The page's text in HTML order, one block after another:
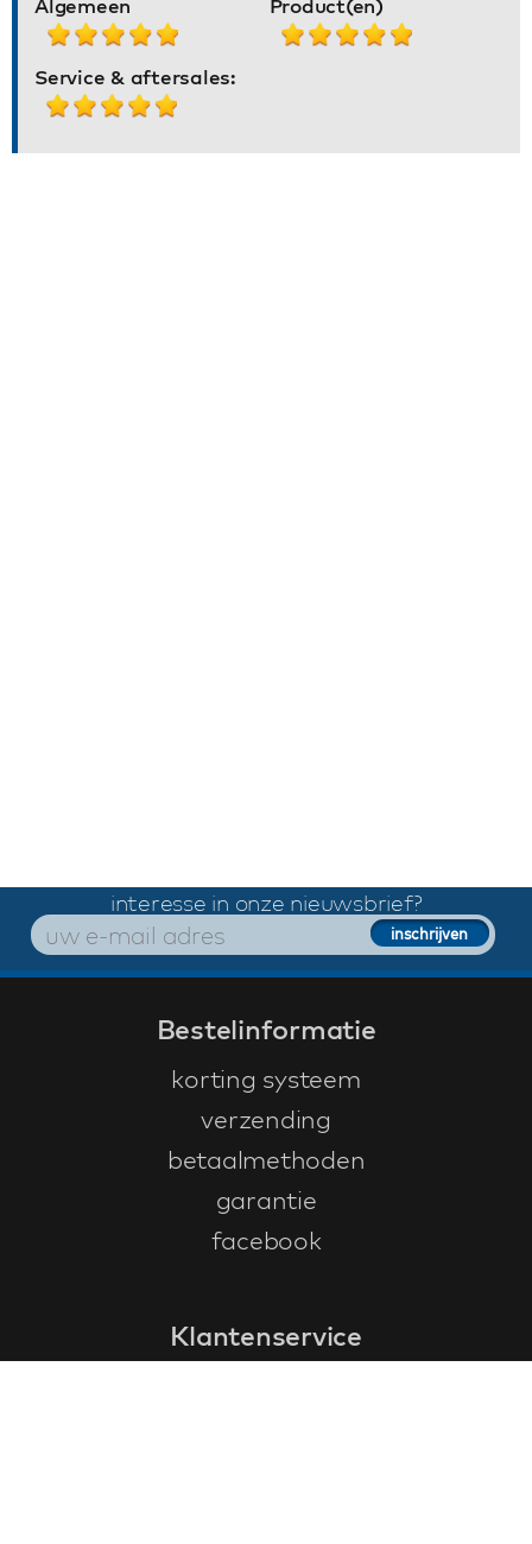
Algemeen Product(en)
Service & aftersales:
interesse in onze nieuwsbrief?
Bestelinformatie
korting systeem
verzending
betaalmethoden
garantie
facebook
Klantenservice